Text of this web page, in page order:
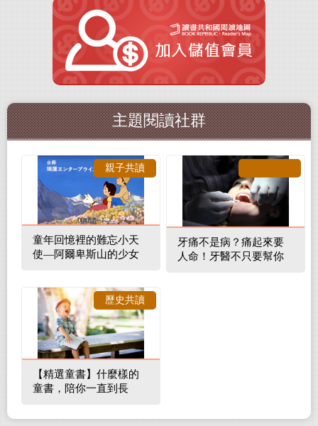
主題閱讀社群
童年回憶裡的難忘小天
使—阿爾卑斯山的少女
親子共讀
牙痛不是病？痛起來要
人命！牙醫不只要幫你
【精選童書】什麼樣的
童書，陪你一直到長
歷史共讀